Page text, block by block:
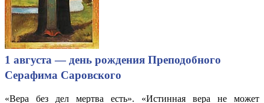
1 августа — день рождения Преподобного
Серафима Саровского
«Вера без дел мертва есть». «Истинная вера не может